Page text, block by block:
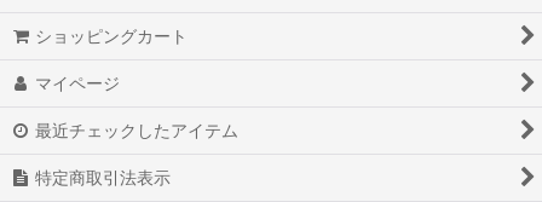
ショッピングカート
マイページ
最近チェックしたアイテム
特定商取引法表示